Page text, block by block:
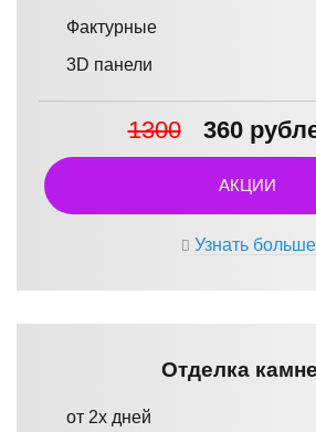
Фактурные
3D панели
1300 360
АКЦИИ
Узнать больше
Отделка
от 2х дней